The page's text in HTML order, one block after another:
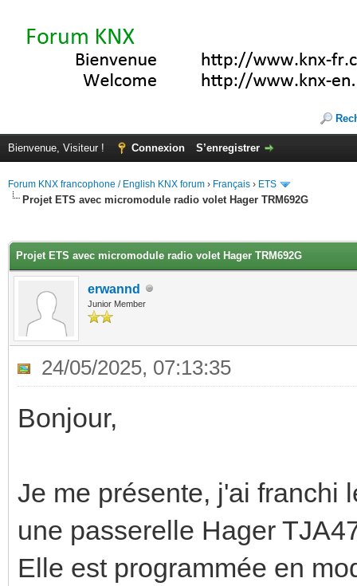
Bienvenue, Visiteur ! Connexion S’enregistrer
Forum KNX francophone / English KNX forum › Français › ETS
Projet ETS avec micromodule radio volet Hager TRM692G
Projet ETS avec micromodule radio volet Hager TRM692G
erwannd
Junior Member
24/05/2025, 07:13:35
Bonjour,
Je me présente, j'ai franchi
une passerelle Hager
Elle est programmée en